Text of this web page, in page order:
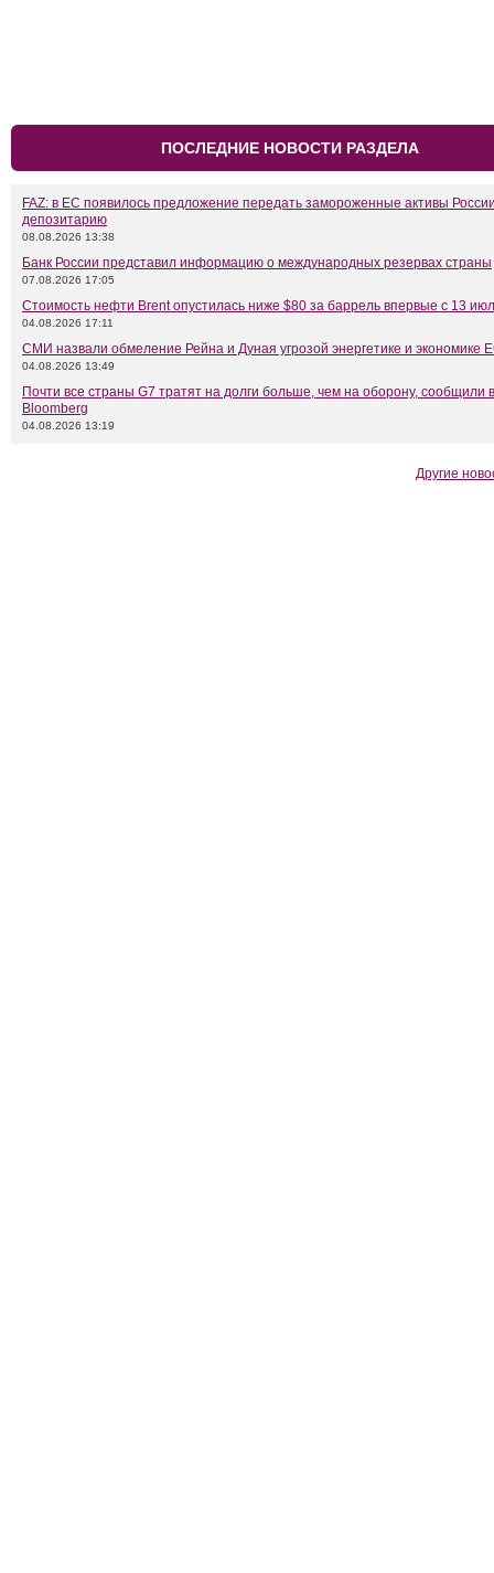
ПОСЛЕДНИЕ НОВОСТИ РАЗДЕЛА
FAZ: в ЕС появилось предложение передать замороженные активы
депозитарию
08.08.2026 13:38
Банк России представил информацию о международных резервах страны
07.08.2026 17:05
Стоимость нефти Brent опустилась ниже $80 за баррель впервые с 13
04.08.2026 17:11
СМИ назвали обмеление Рейна и Дуная угрозой энергетике и экономике
04.08.2026 13:49
Почти все страны G7 тратят на долги больше, чем на оборону, сообщили в
Bloomberg
04.08.2026 13:19
Другие